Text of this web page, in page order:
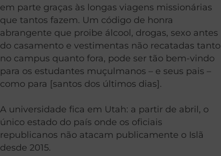
em parte graças às longas viagens missionárias
que tantos fazem. Um código de honra
abrangente que proibe álcool, drogas, sexo antes
do casamento e vestimentas não recatadas tanto
no campus quanto fora, pode ser tão bem-vindo
para os estudantes muçulmanos – e seus pais –
como para [santos dos últimos dias].
A universidade fica em Utah: a partir de abril, o
único estado do país onde os oficiais
republicanos não atacam publicamente o Islã
desde 2015.